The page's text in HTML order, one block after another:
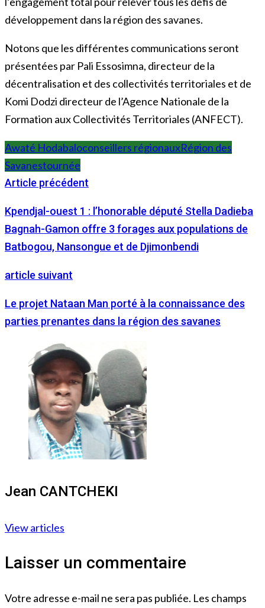
développement dans la région des savanes.
Notons que les différentes communications seront
présentées par Pali Essosimna, directeur de la
décentralisation et des collectivités territoriales et de
Komi Dodzi directeur de l’Agence Nationale de la
Formation aux Collectivités Territoriales (ANFECT).
Awaté Hodabaloconseillers régionauxRégion des
Savanestournée
Article précédent
Kpendjal-ouest 1 : l’honorable député Stella Dadieba
Bagnah-Gamon offre 3 forages aux populations de
Batbogou, Nansongue et de Djimonbendi
article suivant
Le projet Nataan Man porté à la connaissance des
parties prenantes dans la région des savanes
Jean CANTCHEKI
View articles
Laisser un commentaire
Votre adresse e-mail ne sera pas publiée. Les champs